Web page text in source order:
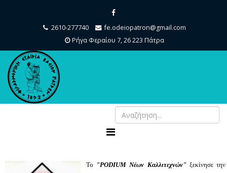
2610-277740
fe.odeiopatron@gmail.com
Ρήγα Φεραίου 7, 26 223 Πάτρα
Το "PODIUM Νέων Καλλιτεχνών"ξεκίνησε την